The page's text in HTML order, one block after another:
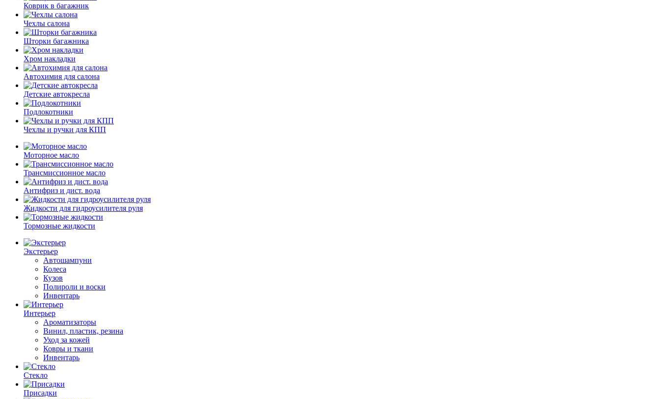
Коврик в багажник
Чехлы салона
Шторки багажника
Хром накладки
Автохимия для салона
Детские автокресла
Подлокотники
Чехлы и ручки для КПП
Моторное масло
Трансмиссионное масло
Антифриз и дист. вода
Жидкости для гидроусилителя руля
Тормозные жидкости
Экстерьер
Автошампуни
Колеса
Кузов
Полироли и воски
Инвентарь
Интерьер
Ароматизаторы
Винил, пластик, резина
Уход за кожей
Ковры и ткани
Инвентарь
Стекло
Присадки